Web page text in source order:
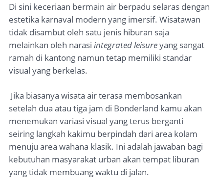
Di sini keceriaan bermain air berpadu selaras dengan
estetika karnaval modern yang imersif. Wisatawan
tidak disambut oleh satu jenis hiburan saja
melainkan oleh narasi integrated leisureyang sangat
ramah di kantong namun tetap memiliki standar
visual yang berkelas.
Jika biasanya wisata air terasa membosankan
setelah dua atau tiga jam di Bonderland kamu akan
menemukan variasi visual yang terus berganti
seiring langkah kakimu berpindah dari area kolam
menuju area wahana klasik. Ini adalah jawaban bagi
kebutuhan masyarakat urban akan tempat liburan
yang tidak membuang waktu di jalan.